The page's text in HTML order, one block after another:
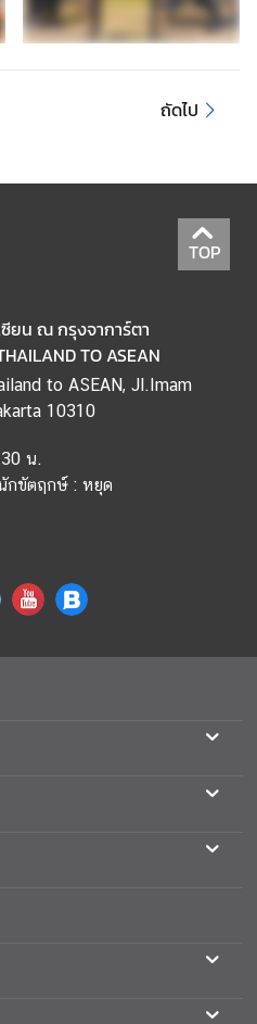
ถัดไป
TOP
ยน ณ กรุงจาการ์ตา
TO ASEAN
to ASEAN, Jl.Imam
10310
น.
กขัตฤกษ์ : หยุด